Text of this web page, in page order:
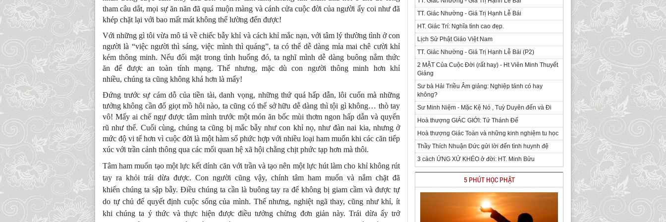
tham câu dắt, mọi sự ăn năn đã quá muộn màng và cánh cửa cuộc đời của người ấy coi như đã
khép chặt lại với bao mất mát không thể lường đến được!
Với những gì tôi vừa mô tả về chiếc bẫy khỉ và cách khỉ mắc nạn, với tâm lý thường tình ở con
người là “việc người thì sáng, việc mình thì quáng”, ta có thể dễ dàng mỉa mai chê cười khỉ
kém thông minh. Nếu đối mặt trong tình huống đó, ta nghĩ mình dễ dàng buông nắm thức
ăn để được an toàn tính mạng. Thế nhưng, mặc dù con người thông minh hơn khỉ
nhiều, chúng ta cũng không khá hơn là mấy!
Đứng trước sự cám dỗ của tiền tài, danh vọng, những thứ quá hấp dẫn, lôi cuốn mà những
tưởng không cần đổ giọt mồ hôi nào, ta cũng có thể sở hữu dễ dàng thì tội gì không… thò tay
vô! Mấy ai chế ngự được tâm mình trước một món ăn bốc mùi thơm ngon hấp dẫn và quyến
rũ như thế. Cuối cùng, chúng ta cũng bị mắc bẫy như con khỉ nọ, như đàn nai kia, nhưng ở
mức độ vi tế hơn vì cuộc đời là một hàm số phức hợp với nhiều loại ham muốn khi các căn tiếp
xúc với trần cảnh thông qua các mối quan hệ xã hội chằng chịt phức tạp hơn mà thôi.
Tâm ham muốn tạo một lực kết dính căn với trần và tạo nên một lực hút làm cho khỉ không rút
tay ra khỏi trái dừa được. Con người cũng vậy, chính tâm ham muốn và nắm chặt đã
khiến chúng ta sập bẫy. Điều chúng ta cần là buông tay ra để không bị giam cầm và được tự
do tự chủ để quyết định cuộc sống của mình. Thế nhưng, nghiệt ngã thay, cũng như khỉ, ít
khi chúng ta ý thức và thực hiện được điều tưởng chừng đơn giản này. Trái dừa ấy trở
TT. Giác Nhường - Giá Trị Hạnh Lễ Bái
HT. Giác Trí: Nghĩa tình cao đẹp.
Lịch Sử Phật Giáo Việt Nam
TT. Giác Nhường - Giá Trị Hạnh Lễ Bái (P2)
2 MẶT Của Cuộc Đời (rất hay) - Ht Viên Minh Thuyết
Giảng
Sư bà Hải Triều Âm giảng: Nghiệp tánh có hay
không?
Sư Minh Niệm - Mặc Kệ Nó , Tuỳ Duyên đến và Đi
Hoà thượng GIÁC GIỚI: Tứ Thánh Đế
Hoà thượng Giác Toàn và những kinh nghiệm tu học
Thầy Thích Nhuận Đức gửi lời đến tình huynh đệ
3 cách ỨNG XỬ KHÉO ở đời: HT. Minh Bửu
5 PHÚT HỌC PHẬT